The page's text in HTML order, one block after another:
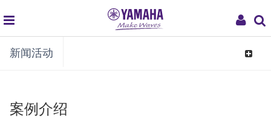
My
global
navigation
新闻活动
Toggle
案例介绍